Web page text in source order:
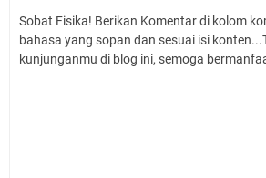
Sobat Fisika! Berikan Komentar di kolom
bahasa yang sopan dan sesuai isi
kunjunganmu di blog ini, semoga